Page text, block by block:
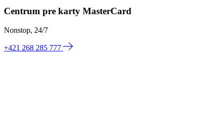
Centrum pre karty MasterCard
Nonstop, 24/7
+421 268 285 777